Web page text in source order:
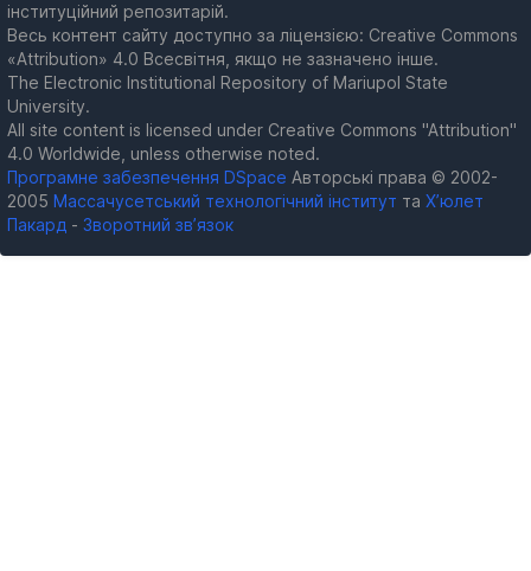
інституційний репозитарій.
Весь контент сайту доступно за ліцензією: Creative Commons
«Attribution» 4.0 Всесвітня, якщо не зазначено інше.
The Electronic Institutional Repository of Mariupol State
University.
All site content is licensed under Creative Commons "Attribution"
4.0 Worldwide, unless otherwise noted.
Програмне забезпечення DSpace Авторські права © 2002-
2005 Массачусетський технологічний інститут та Х’юлет
Пакард - Зворотний зв’язок